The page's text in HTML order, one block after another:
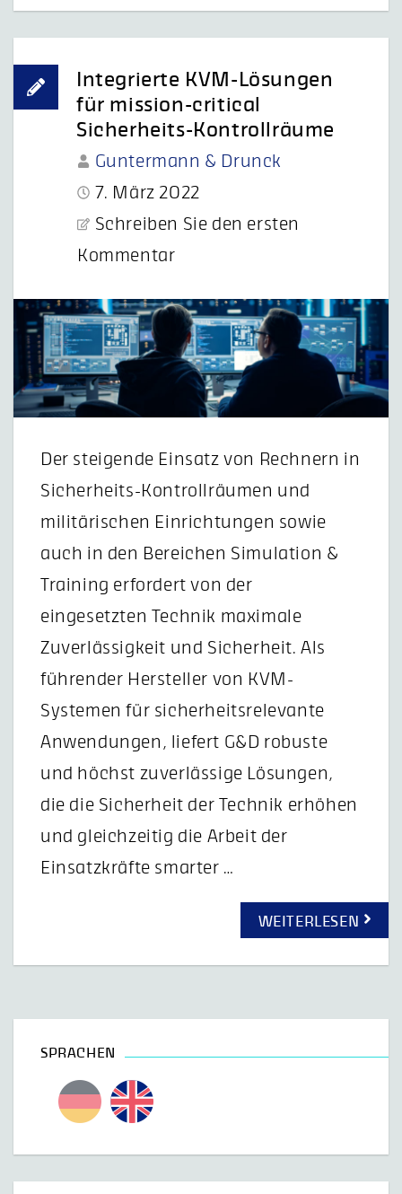
Integrierte KVM-Lösungen
für mission-critical
Sicherheits-Kontrollräume
Guntermann & Drunck
7. März 2022
Schreiben Sie den ersten
Kommentar
Der steigende Einsatz von Rechnern in
Sicherheits-Kontrollräumen und
militärischen Einrichtungen sowie
auch in den Bereichen Simulation &
Training erfordert von der
eingesetzten Technik maximale
Zuverlässigkeit und Sicherheit. Als
führender Hersteller von KVM-
Systemen für sicherheitsrelevante
Anwendungen, liefert G&D robuste
und höchst zuverlässige Lösungen,
die die Sicherheit der Technik erhöhen
und gleichzeitig die Arbeit der
Einsatzkräfte smarter …
WEITERLESEN
SPRACHEN